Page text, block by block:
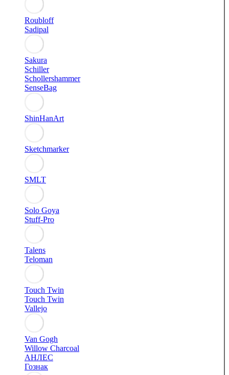
Roubloff
Sadipal
Sakura
Schiller
Schollershammer
SenseBag
ShinHanArt
Sketchmarker
SMLT
Solo Goya
Stuff-Pro
Talens
Teloman
Touch Twin
Touch Twin
Vallejo
Van Gogh
Willow Charcoal
АНЛЕС
Гознак